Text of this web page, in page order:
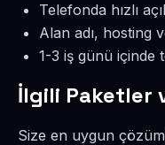
Telefonda hızlı
Alan adı, hosting
1-3 iş günü içinde
İlgili Paketler
Size en uygun